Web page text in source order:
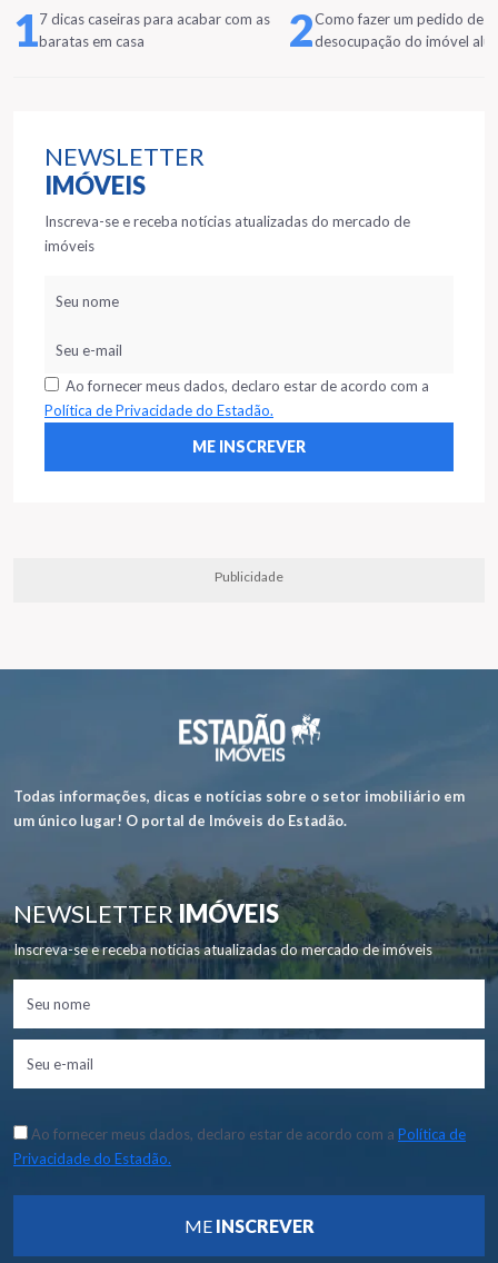
17 dicas caseiras para acabar com as
baratas em casa
2Como fazer um pedido de
desocupação do imóvel
NEWSLETTER
IMÓVEIS
Inscreva-se e receba notícias atualizadas do mercado de
imóveis
Ao fornecer meus dados, declaro estar de acordo com a
Política de Privacidade do Estadão.
Publicidade
Todas informações, dicas e notícias sobre o setor imobiliário em
um único lugar! O portal de Imóveis do Estadão.
NEWSLETTERIMÓVEIS
Inscreva-se e receba notícias atualizadas do mercado de imóveis
Ao fornecer meus dados, declaro estar de acordo com a Política de
Privacidade do Estadão.
ME INSCREVER